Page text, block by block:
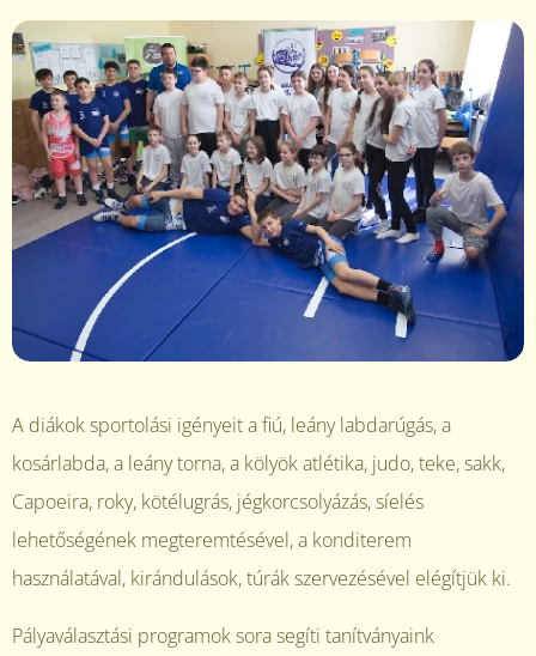
A diákok sportolási igényeit a fiú, leány labdarúgás, a
kosárlabda, a leány torna, a kölyök atlétika, judo, teke, sakk,
Capoeira, roky, kötélugrás, jégkorcsolyázás, síelés
lehetőségének megteremtésével, a konditerem
használatával, kirándulások, túrák szervezésével elégítjük ki.
Pályaválasztási programok sora segíti tanítványaink